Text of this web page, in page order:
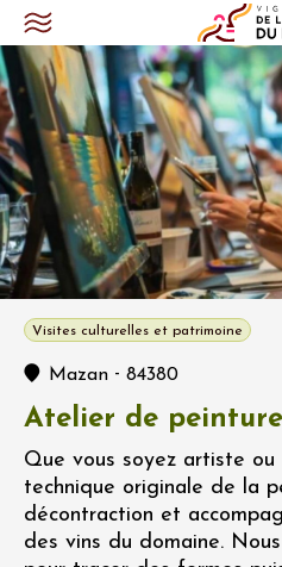
Visites culturelles et patrimoine
Mazan - 84380
Atelier de
Que vous soyez artiste ou
technique originale de la
décontraction et
des vins du domaine.